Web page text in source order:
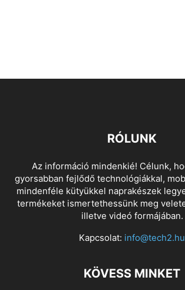
RÓLUNK
Az információ mindenkié! Célunk,
gyorsabban fejlődő technológiákkal,
mindenféle kütyükkel naprakészek
termékeket ismertethessünk meg
illetve videó formájában.
Kapcsolat: info@tech2.hu
KÖVESS MINKET